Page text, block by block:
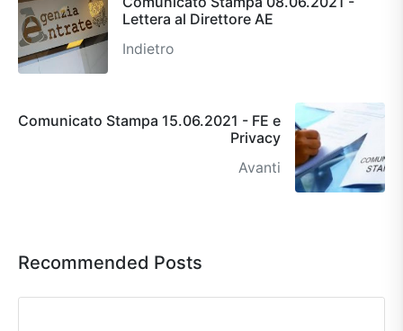
Lettera al Direttore AE
Indietro
Comunicato Stampa 15.06.2021 - FE e
Privacy
Avanti
Recommended Posts